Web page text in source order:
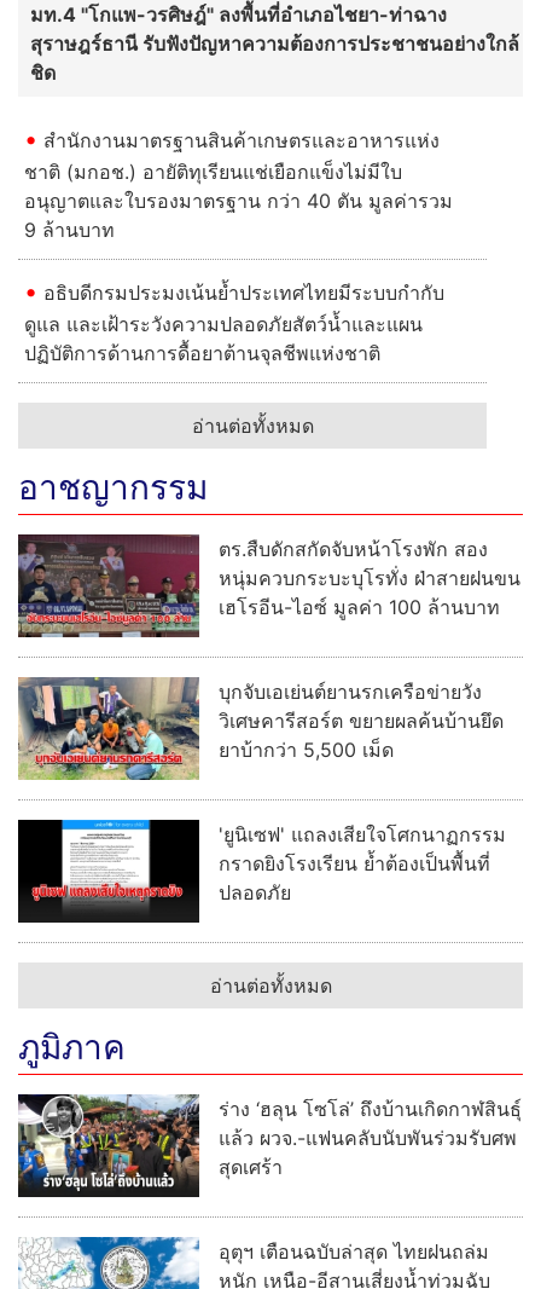
มท.4 "โกแพ-วรศิษฎ์" ลงพื้นที่อำเภอไชยา-ท่าฉาง
สุราษฎร์ธานี รับฟังปัญหาความต้องการประชาชนอย่างใกล้
ชิด
สำนักงานมาตรฐานสินค้าเกษตรและอาหารแห่ง
ชาติ (มกอช.) อายัติทุเรียนแช่เยือกแข็งไม่มีใบ
อนุญาตและใบรองมาตรฐาน กว่า 40 ตัน มูลค่ารวม
9 ล้านบาท
อธิบดีกรมประมงเน้นย้ำประเทศไทยมีระบบกำกับ
ดูแล และเฝ้าระวังความปลอดภัยสัตว์น้ำและแผน
ปฏิบัติการด้านการดื้อยาต้านจุลชีพแห่งชาติ
อ่านต่อทั้งหมด
อาชญากรรม
ตร.สืบดักสกัดจับหน้าโรงพัก สอง
หนุ่มควบกระบะบุโรทั่ง ฝ่าสายฝนขน
เฮโรอีน-ไอซ์ มูลค่า 100 ล้านบาท
บุกจับเอเย่นต์ยานรกเครือข่ายวัง
วิเศษคารีสอร์ต ขยายผลค้นบ้านยึด
ยาบ้ากว่า 5,500 เม็ด
'ยูนิเซฟ' แถลงเสียใจโศกนาฏกรรม
กราดยิงโรงเรียน ย้ำต้องเป็นพื้นที่
ปลอดภัย
อ่านต่อทั้งหมด
ภูมิภาค
ร่าง ‘ฮลุน โซโล่’ ถึงบ้านเกิดกาฬสินธุ์
แล้ว ผวจ.-แฟนคลับนับพันร่วมรับศพ
สุดเศร้า
อุตุฯ เตือนฉบับล่าสุด ไทยฝนถล่ม
หนัก เหนือ-อีสานเสี่ยงน้ำท่วมฉับ